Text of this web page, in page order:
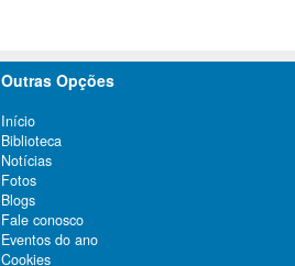
Outras Opções
Início
Biblioteca
Notícias
Fotos
Blogs
Fale conosco
Eventos do ano
Cookies